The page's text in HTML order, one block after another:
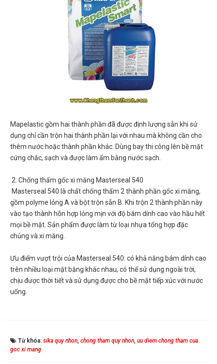
Mapelastic gồm hai thành phần đã được định lượng sẵn khi sử
dụng chỉ cần trộn hai thành phần lại với nhau mà không cần cho
thêm nước hoặc thành phần khác. Dùng bay thi công lên bề mặt
cứng chắc, sạch và được làm ẩm bằng nước sạch.
2. Chống thấm gốc xi măng Masterseal 540
Masterseal 540 là chất chống thấm 2 thành phần gốc xi măng,
gồm polyme lỏng A và bột trộn sẵn B. Khi trộn 2 thành phần này
vào tạo thành hỗn hợp lỏng mịn với độ bám dính cao vào hầu hết
mọi bề mặt. Sản phẩm được làm từ loại nhựa tổng hợp đặc
chủng và xi măng.
Ưu điểm vượt trội của Masterseal 540: có khả năng bám dính cao
trên nhiều loại mặt bằng khác nhau, có thể sử dụng ngoài trời,
chịu được thời tiết và sử dụng được cho bề mặt tiếp xúc với nước
uống.
Từ khóa: sika quy nhon chong tham quy nhon uu diem chong tham cua
goc xi mang